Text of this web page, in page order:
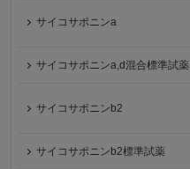
サイコサポニンa
サイコサポニンa,d混合標準試薬
サイコサポニンb2
サイコサポニンb2標準試薬